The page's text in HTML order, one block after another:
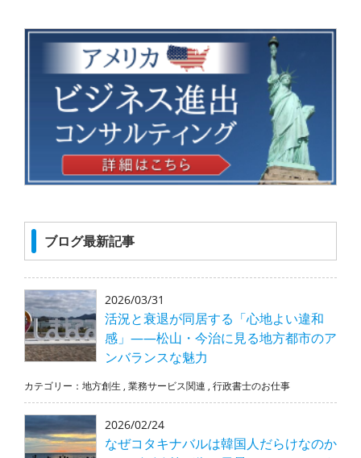
ブログ最新記事
2026/03/31
活況と衰退が同居する「心地よい違和
感」――松山・今治に見る地方都市のア
ンバランスな魅力
カテゴリー： 地方創生 , 業務サービス関連 , 行政書士のお仕事
2026/02/24
なぜコタキナバルは韓国人だらけなのか